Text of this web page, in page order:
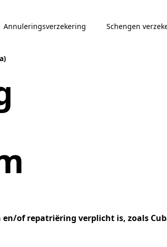
Annuleringsverzekering Schengen
of repatriëring verplicht is, zoals